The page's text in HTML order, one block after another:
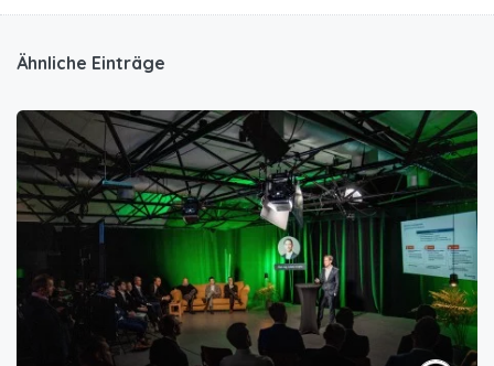
Ähnliche Einträge